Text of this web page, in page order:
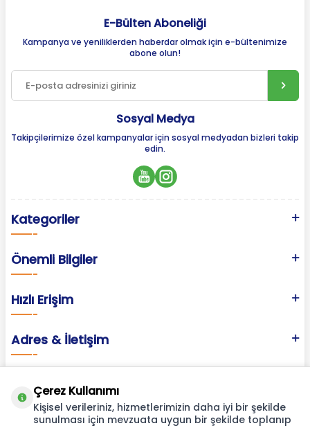
E-Bülten Aboneliği
Kampanya ve yeniliklerden haberdar olmak için e-bültenimize
abone olun!
Sosyal Medya
Takipçilerimize özel kampanyalar için sosyal medyadan bizleri takip
edin.
Kategoriler
Önemli Bilgiler
Hızlı Erişim
Adres & İletişim
Çerez Kullanımı
Kişisel verileriniz, hizmetlerimizin daha iyi bir şekilde
sunulması için mevzuata uygun bir şekilde toplanıp